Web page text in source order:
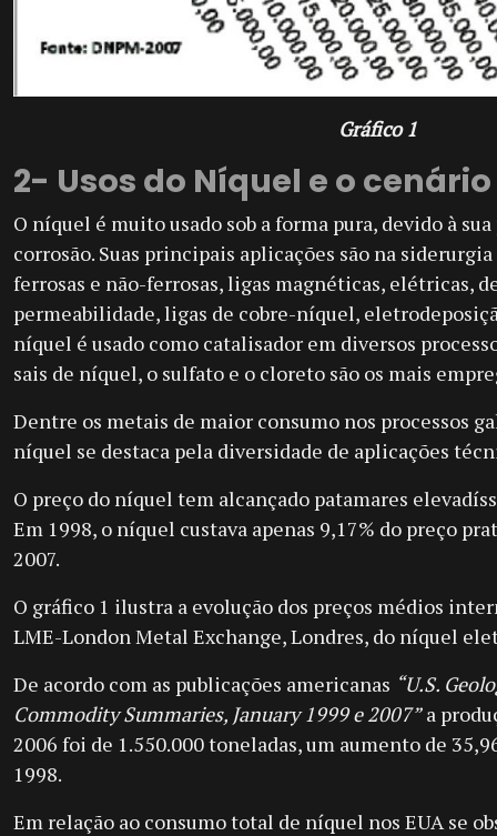
Gráfico 1
2- Usos do Níquel e o
O níquel é muito usado sob a forma pura, devido à
corrosão. Suas principais aplicações são na
ferrosas e não-ferrosas, ligas magnéticas, elétricas,
permeabilidade, ligas de cobre-níquel,
níquel é usado como catalisador em diversos
sais de níquel, o sulfato e o cloreto são os mais
Dentre os metais de maior consumo nos processos
níquel se destaca pela diversidade de aplicações
O preço do níquel tem alcançado patamares
Em 1998, o níquel custava apenas 9,17% do preço
2007.
O gráfico 1 ilustra a evolução dos preços médios
LME-London Metal Exchange, Londres, do níquel
De acordo com as publicações americanas “U.S.
Commodity Summaries, January 1999 e 2007”a
2006 foi de 1.550.000 toneladas, um aumento de
1998.
Em relação ao consumo total de níquel nos EUA se